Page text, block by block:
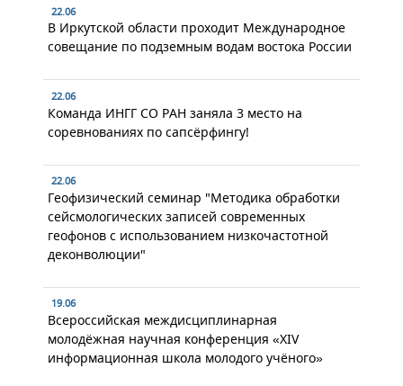
22.06
В Иркутской области проходит Международное
совещание по подземным водам востока России
22.06
Команда ИНГГ СО РАН заняла 3 место на
соревнованиях по сапсёрфингу!
22.06
Геофизический семинар "Методика обработки
сейсмологических записей современных
геофонов с использованием низкочастотной
деконволюции"
19.06
Всероссийская междисциплинарная
молодёжная научная конференция «XIV
информационная школа молодого учёного»